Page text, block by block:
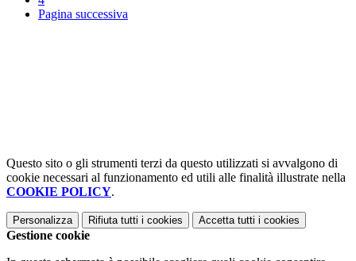
Pagina successiva
Questo sito o gli strumenti terzi da questo utilizzati si avvalgono di
cookie necessari al funzionamento ed utili alle finalità illustrate nella
COOKIE POLICY.
Personalizza Rifiuta tutti i cookies Accetta tutti i cookies
Gestione cookie